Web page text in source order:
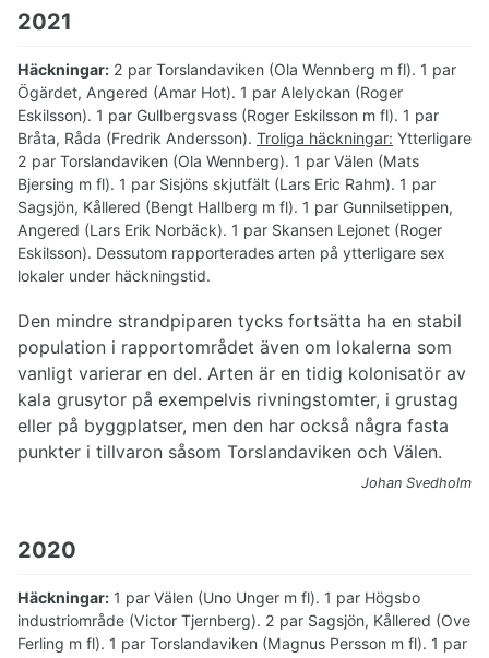
2021
Häckningar: 2 par Torslandaviken (Ola Wennberg m fl). 1 par
Ögärdet, Angered (Amar Hot). 1 par Alelyckan (Roger
Eskilsson). 1 par Gullbergsvass (Roger Eskilsson m fl). 1 par
Bråta, Råda (Fredrik Andersson). Troliga häckningar: Ytterligare
2 par Torslandaviken (Ola Wennberg). 1 par Välen (Mats
Bjersing m fl). 1 par Sisjöns skjutfält (Lars Eric Rahm). 1 par
Sagsjön, Kållered (Bengt Hallberg m fl). 1 par Gunnilsetippen,
Angered (Lars Erik Norbäck). 1 par Skansen Lejonet (Roger
Eskilsson). Dessutom rapporterades arten på ytterligare sex
lokaler under häckningstid.
Den mindre strandpiparen tycks fortsätta ha en stabil
population i rapportområdet även om lokalerna som
vanligt varierar en del. Arten är en tidig kolonisatör av
kala grusytor på exempelvis rivningstomter, i grustag
eller på byggplatser, men den har också några fasta
punkter i tillvaron såsom Torslandaviken och Välen.
Johan Svedholm
2020
Häckningar: 1 par Välen (Uno Unger m fl). 1 par Högsbo
industriområde (Victor Tjernberg). 2 par Sagsjön, Kållered (Ove
Ferling m fl). 1 par Torslandaviken (Magnus Persson m fl). 1 par